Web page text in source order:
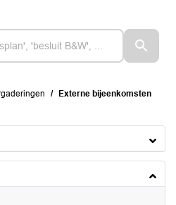
Externe bijeenkomsten